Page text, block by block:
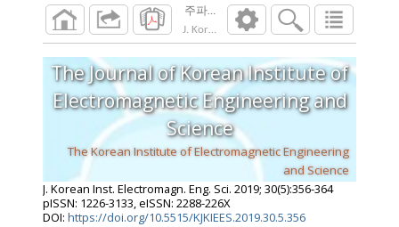
주파수 공용통신 용도 주파수의 경제적 가
J. Korean Inst. Electromagn. Eng. Sci.
The Journal of Korean Institute of
Electromagnetic Engineering and
Science
The Korean Institute of Electromagnetic Engineering
and Science
J. Korean Inst. Electromagn. Eng. Sci. 2019; 30(5):356-364
pISSN: 1226-3133, eISSN: 2288-226X
DOI: https://doi.org/10.5515/KJKIEES.2019.30.5.356